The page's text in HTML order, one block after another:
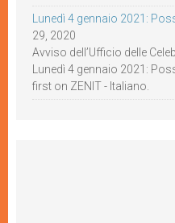
Lunedì 4 gennaio 2021:
29, 2020
Avviso dell’Ufficio delle
Lunedì 4 gennaio 2021:
first on ZENIT - Italiano.